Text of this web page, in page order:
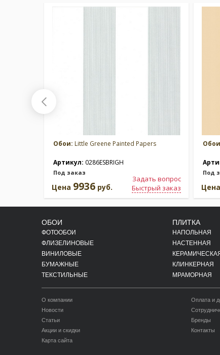
Обои: Little Greene Painted Papers
Артикул: 0286ESBRIGH
Под заказ
Задать вопрос
Быстрый заказ
Цена 9936 руб.
Под
Цена
ОБОИ
ФОТООБОИ
ФЛИЗЕЛИНОВЫЕ
ВИНИЛОВЫЕ
БУМАЖНЫЕ
ТЕКСТИЛЬНЫЕ
ПЛИТКА
НАПОЛЬНАЯ
НАСТЕННАЯ
КЛИНКЕРНАЯ
МРАМОРНАЯ
О компании
Новости
Статьи
Акции и скидки
Карта сайта
Оплата и
Бренды
Контакты